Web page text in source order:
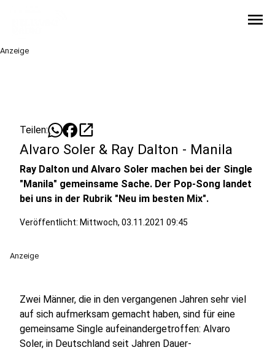
menu
Anzeige
Teilen: open_in_new
Alvaro Soler & Ray Dalton - Manila
Ray Dalton und Alvaro Soler machen bei der Single
"Manila" gemeinsame Sache. Der Pop-Song landet
bei uns in der Rubrik "Neu im besten Mix".
Veröffentlicht: Mittwoch, 03.11.2021 09:45
Anzeige
Zwei Männer, die in den vergangenen Jahren sehr viel
auf sich aufmerksam gemacht haben, sind für eine
gemeinsame Single aufeinandergetroffen: Alvaro
Soler, in Deutschland seit Jahren Dauer-